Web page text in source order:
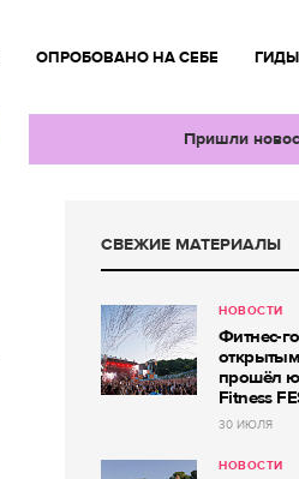
ОПРОБОВАНО НА СЕБЕ ГИДЫ
Пришли
СВЕЖИЕ МАТЕРИАЛЫ
НОВОСТИ
Фитнес-
прошёл
Fitness
30 ИЮЛЯ
НОВОСТИ